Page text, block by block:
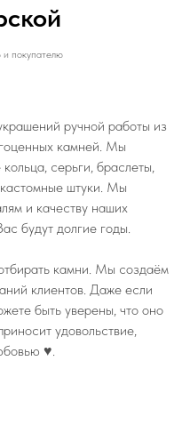
покупателю
ручной работы из
камней. Мы
серьги, браслеты,
штуки. Мы
и качеству наших
будут долгие годы.
камни. Мы создаём
клиентов. Даже если
быть уверены, что оно
удовольствие,
♥️.